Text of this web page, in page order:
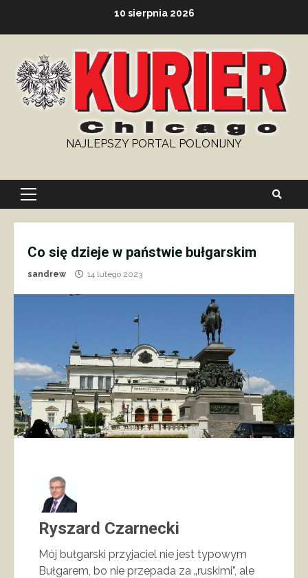
10 sierpnia 2026
NAJLEPSZY PORTAL POLONIJNY
Primary
Co się dzieje w państwie bułgarskim
sandrew 14 lutego 2023
Ryszard Czarnecki
Mój bułgarski przyjaciel nie jest typowym
Bułgarem, bo nie przepada za „ruskimi”, ale